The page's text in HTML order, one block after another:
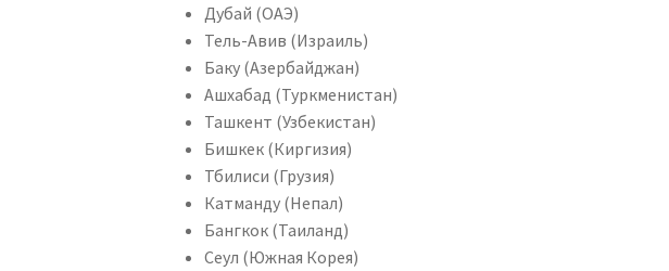
Дубай (ОАЭ)
Тель-Авив (Израиль)
Баку (Азербайджан)
Ашхабад (Туркменистан)
Ташкент (Узбекистан)
Бишкек (Киргизия)
Тбилиси (Грузия)
Катманду (Непал)
Бангкок (Таиланд)
Сеул (Южная Корея)